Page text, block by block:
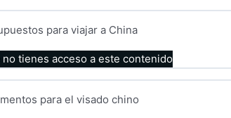
para viajar a China
tienes acceso a este contenido
para el visado chino